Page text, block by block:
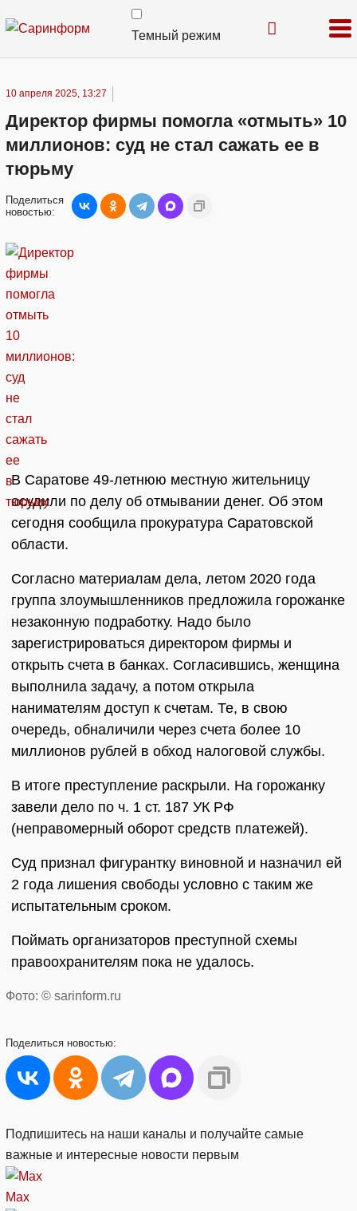
Темный режим
10 апреля 2025, 13:27
Директор фирмы помогла «отмыть» 10
миллионов: суд не стал сажать ее в
тюрьму
Поделиться
новостью:
В Саратове 49-летнюю местную жительницу
осудили по делу об отмывании денег. Об этом
сегодня сообщила прокуратура Саратовской
области.
Согласно материалам дела, летом 2020 года
группа злоумышленников предложила горожанке
незаконную подработку. Надо было
зарегистрироваться директором фирмы и
открыть счета в банках. Согласившись, женщина
выполнила задачу, а потом открыла
нанимателям доступ к счетам. Те, в свою
очередь, обналичили через счета более 10
миллионов рублей в обход налоговой службы.
В итоге преступление раскрыли. На горожанку
завели дело по ч. 1 ст. 187 УК РФ
(неправомерный оборот средств платежей).
Суд признал фигурантку виновной и назначил ей
2 года лишения свободы условно с таким же
испытательным сроком.
Поймать организаторов преступной схемы
правоохранителям пока не удалось.
Фото: © sarinform.ru
Поделиться новостью:
Подпишитесь на наши каналы и получайте самые
важные и интересные новости первым
Max